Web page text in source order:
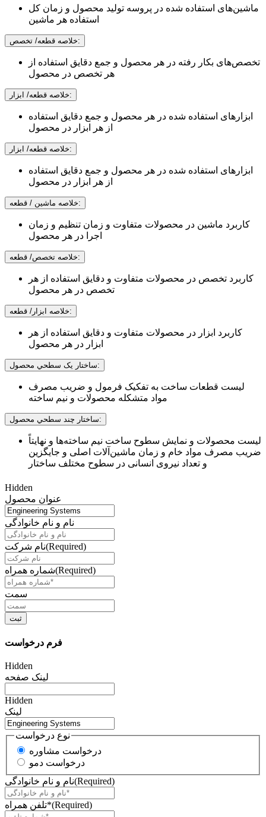
ماشین‌های استفاده شده در پروسه تولید محصول و زمان کل
استفاده هر ماشین
خلاصه قطعه/ تخصص:
تخصص‌های بکار رفته در هر محصول و جمع دقایق استفاده از
هر تخصص در محصول
خلاصه قطعه/ ابزار:
ابزارهای استفاده شده در هر محصول و جمع دقایق استفاده
از هر ابزار در محصول
خلاصه قطعه/ ابزار:
ابزارهای استفاده شده در هر محصول و جمع دقایق استفاده
از هر ابزار در محصول
خلاصه ماشين / قطعه:
کاربرد ماشین در محصولات متفاوت و زمان تنظیم و زمان
اجرا در هر محصول
خلاصه تخصص/ قطعه:
کاربرد تخصص در محصولات متفاوت و دقایق استفاده از هر
تخصص در هر محصول
خلاصه ابزار/ قطعه:
کاربرد ابزار در محصولات متفاوت و دقایق استفاده از هر
ابزار در هر محصول
ساختار يک سطحي محصول:
لیست قطعات ساخت به تفکیک فرمول و ضریب مصرف
مواد متشکله محصولات و نیم ساخته
ساختار چند سطحي محصول:
لیست محصولات و نمایش سطوح ساخت نیم ساخته‌ها و نهایتاً
ضریب مصرف مواد خام و زمان ماشین‌آلات اصلی و جایگزین
و تعداد نیروی انسانی در سطوح مختلف ساختار
Hidden
عنوان محصول
نام و نام خانوادگی
نام شرکت(Required)
شماره همراه(Required)
سمت
فرم درخواست
Hidden
لینک صفحه
Hidden
لینک
نوع درخواست
درخواست مشاوره
درخواست دمو
نام و نام خانوادگی(Required)
تلفن همراه*(Required)